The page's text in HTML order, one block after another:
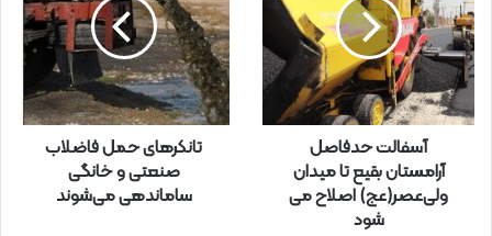
د
ر
ا
و
ا
ر
آسفالت حدفاصل
آرامستان بقیع تا میدان
ولی‌عصر(عج) اصلاح می
شود
تانکرهای حمل فاضلاب
صنعتی و خانگی
ساماندهی می‌شوند